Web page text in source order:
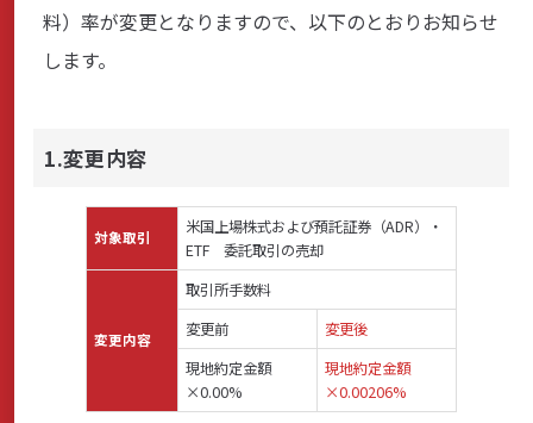
商品・サービス
各種情報・セミナー
店舗のご案内
サポート・お手続き
料）率が変更となりますので、以下のとおりお知らせ
します。
1.変更内容
対象取引
米国上場株式および預託証券（ADR）・
ETF 委託取引の売却
変更内容
取引所手数料
変更前
変更後
現地約定金額
×0.00%
現地約定金額
×0.00206%